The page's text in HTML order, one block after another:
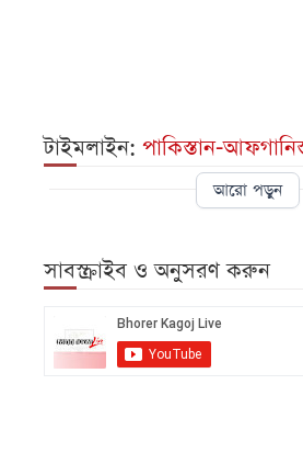
টাইমলাইন: পাকিস্তান-
আরো পড়ুন
সাবস্ক্রাইব ও অনুসরণ করুন